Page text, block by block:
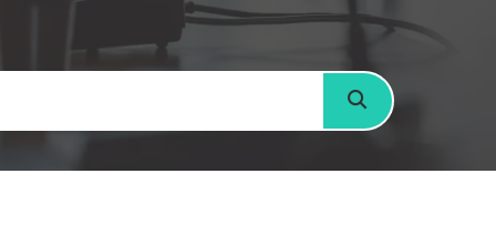
搜寻